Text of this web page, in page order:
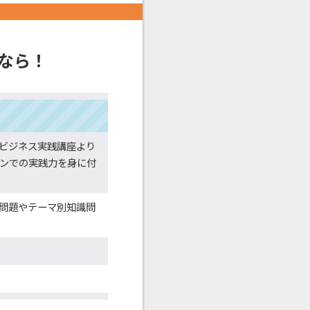
ら！
ジネス実践講座より
での実践力を身に付
題やテーマ別知識問